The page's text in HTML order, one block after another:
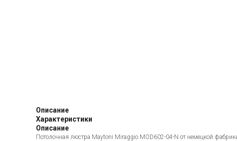
Описание
Характеристики
Описание
Потолочная люстра Maytoni Miraggio MOD602-04-N от немецкой